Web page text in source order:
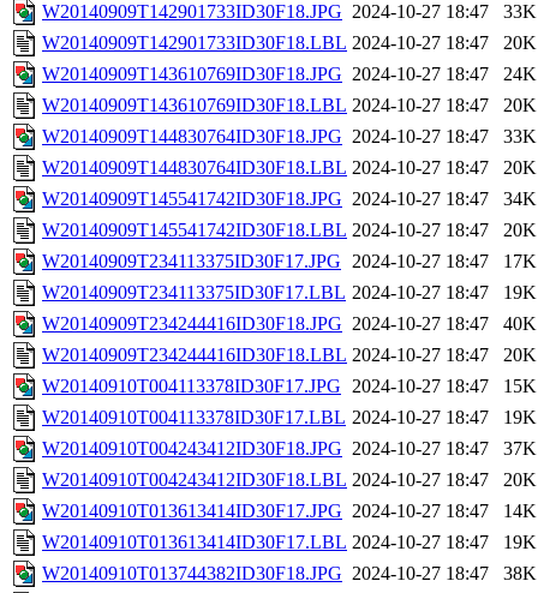
W20140909T142901733ID30F18.JPG 2024-10-27 18:47
33K
W20140909T142901733ID30F18.LBL 2024-10-27 18:47
20K
W20140909T143610769ID30F18.JPG 2024-10-27 18:47
24K
W20140909T143610769ID30F18.LBL 2024-10-27 18:47
20K
W20140909T144830764ID30F18.JPG 2024-10-27 18:47
33K
W20140909T144830764ID30F18.LBL 2024-10-27 18:47
20K
W20140909T145541742ID30F18.JPG 2024-10-27 18:47
34K
W20140909T145541742ID30F18.LBL 2024-10-27 18:47
20K
W20140909T234113375ID30F17.JPG 2024-10-27 18:47
17K
W20140909T234113375ID30F17.LBL 2024-10-27 18:47
19K
W20140909T234244416ID30F18.JPG 2024-10-27 18:47
40K
W20140909T234244416ID30F18.LBL 2024-10-27 18:47
20K
W20140910T004113378ID30F17.JPG 2024-10-27 18:47
15K
W20140910T004113378ID30F17.LBL 2024-10-27 18:47
19K
W20140910T004243412ID30F18.JPG 2024-10-27 18:47
37K
W20140910T004243412ID30F18.LBL 2024-10-27 18:47
20K
W20140910T013613414ID30F17.JPG 2024-10-27 18:47
14K
W20140910T013613414ID30F17.LBL 2024-10-27 18:47
19K
W20140910T013744382ID30F18.JPG 2024-10-27 18:47
38K